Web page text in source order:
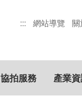
::: 網站導覽 關
協拍服務 產業